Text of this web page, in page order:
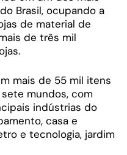
Brasil, ocupando a
de material de
de três mil
mais de 55 mil itens
mundos, com
indústrias do
casa e
e tecnologia, jardim